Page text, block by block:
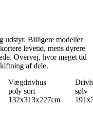
udstyr. Billigere modeller
levetid, mens dyrere
Overvej, hvor meget tid
af dele.
Vægdrivhus
poly sort
132x313x227cm
sølv